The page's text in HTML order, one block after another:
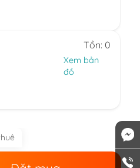
Tồn: 0
Xem bản
đồ